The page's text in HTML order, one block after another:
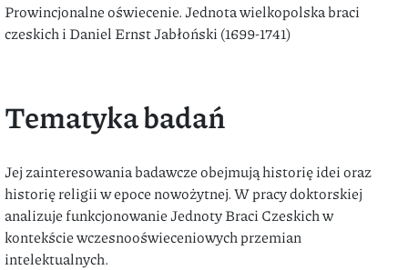
Prowincjonalne oświecenie. Jednota wielkopolska braci
czeskich i Daniel Ernst Jabłoński (1699-1741)
Tematyka badań
Jej zainteresowania badawcze obejmują historię idei oraz
historię religii w epoce nowożytnej. W pracy doktorskiej
analizuje funkcjonowanie Jednoty Braci Czeskich w
kontekście wczesnooświeceniowych przemian
intelektualnych.